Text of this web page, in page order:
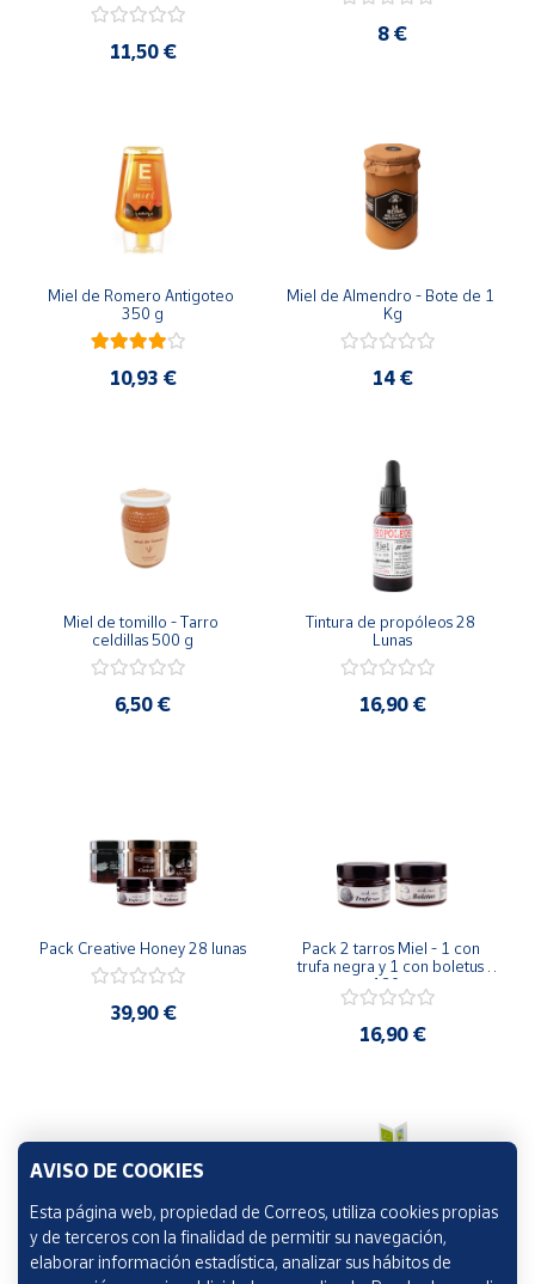
11,50 €
8 €
Miel de Romero Antigoteo
350 g
10,93 €
Miel de Almendro - Bote de 1
Kg
14 €
Miel de tomillo - Tarro
celdillas 500 g
6,50 €
Tintura de propóleos 28
Lunas
16,90 €
Pack Creative Honey 28 lunas
39,90 €
Pack 2 tarros Miel - 1 con
trufa negra y 1 con boletus
180 g
16,90 €
Polen, tarro de 110 g.
Pack Miel Castaño 500 g +
AVISO DE COOKIES
Esta página web, propiedad de Correos, utiliza cookies propias
y de terceros con la finalidad de permitir su navegación,
elaborar información estadística, analizar sus hábitos de